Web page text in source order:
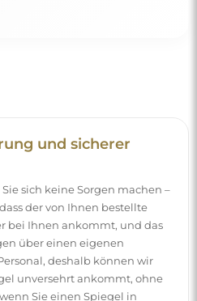
und die Lieferung
liegt bei Ihnen.
jedes Raumes bieten wir
an. Das gibt
oder Haken zu wählen, die